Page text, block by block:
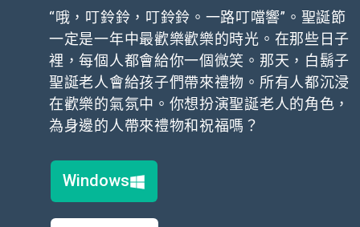
“哦，叮鈴鈴，叮鈴鈴。一路叮噹響”。聖誕節
一定是一年中最歡樂歡樂的時光。在那些日子
裡，每個人都會給你一個微笑。那天，白鬍子
聖誕老人會給孩子們帶來禮物。所有人都沉浸
在歡樂的氣氛中。你想扮演聖誕老人的角色，
為身邊的人帶來禮物和祝福嗎？
Windows